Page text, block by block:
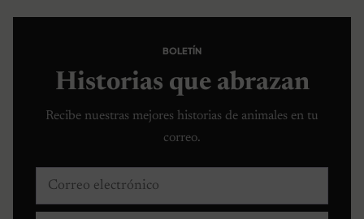
BOLETÍN
Historias que abrazan
Recibe nuestras mejores historias de animales en tu
correo.
Correo electrónico